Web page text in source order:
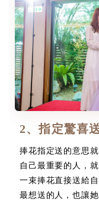
2、指定驚喜
捧花指定送的意思
自己最重要的人，
一束捧花直接送給
最想送的人，也讓